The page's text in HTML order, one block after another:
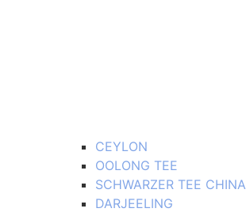
CEYLON
OOLONG TEE
SCHWARZER TEE CHINA
DARJEELING